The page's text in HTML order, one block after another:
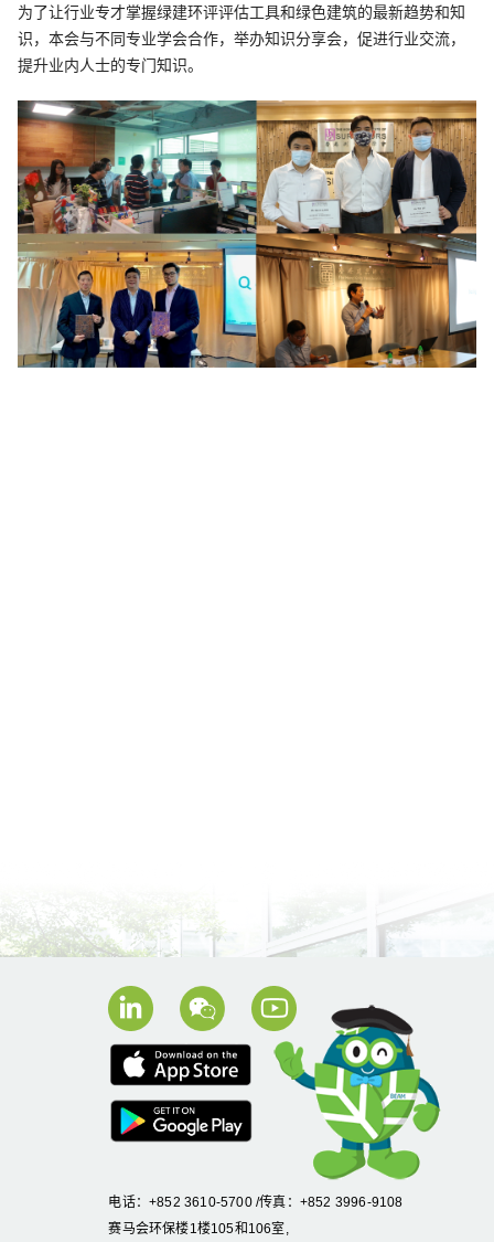
为了让行业专才掌握绿建环评评估工具和绿色建筑的最新趋势和知
识，本会与不同专业学会合作，举办知识分享会，促进行业交流，
提升业内人士的专门知识。
电话：+852 3610-5700 /传真：+852 3996-9108
赛马会环保楼1楼105和106室,